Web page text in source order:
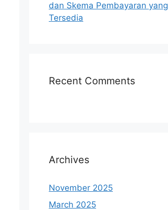
dan Skema Pembayaran yang
Tersedia
Recent Comments
Archives
November 2025
March 2025